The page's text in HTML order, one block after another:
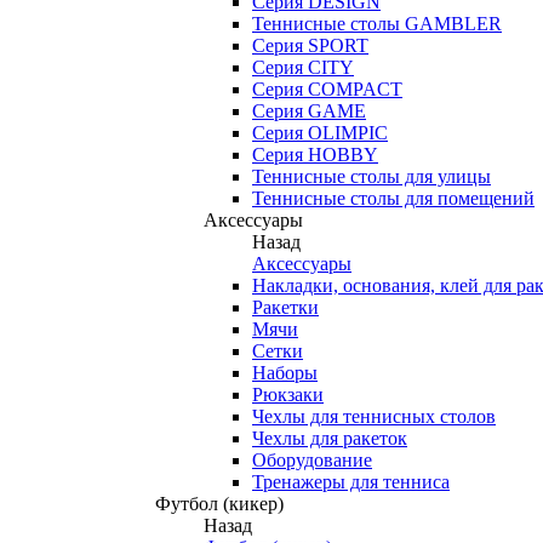
Теннисные столы GAMBLER
Серия SPORT
Серия CITY
Серия COMPACT
Серия GAME
Серия OLIMPIC
Серия HOBBY
Теннисные столы для улицы
Теннисные столы для помещений
Аксессуары
Назад
Аксессуары
Накладки, основания, клей для
Ракетки
Мячи
Сетки
Наборы
Рюкзаки
Чехлы для теннисных столов
Чехлы для ракеток
Оборудование
Тренажеры для тенниса
Футбол (кикер)
Назад